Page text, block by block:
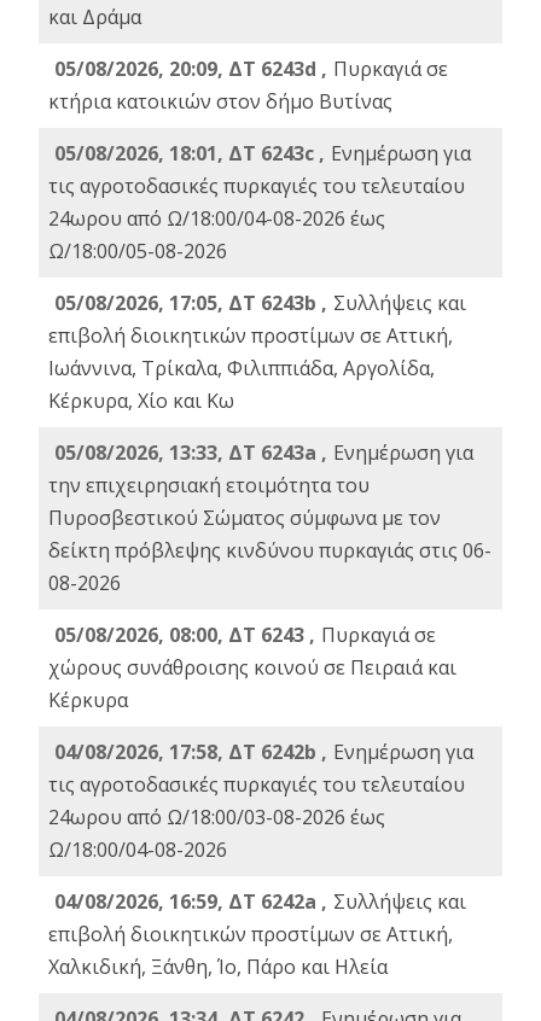
και Δράμα
05/08/2026, 20:09, ΔΤ 6243d , Πυρκαγιά σε
κτήρια κατοικιών στον δήμο Βυτίνας
05/08/2026, 18:01, ΔΤ 6243c , Ενημέρωση για
τις αγροτοδασικές πυρκαγιές του τελευταίου
24ωρου από Ω/18:00/04-08-2026 έως
Ω/18:00/05-08-2026
05/08/2026, 17:05, ΔΤ 6243b , Συλλήψεις και
επιβολή διοικητικών προστίμων σε Αττική,
Ιωάννινα, Τρίκαλα, Φιλιππιάδα, Αργολίδα,
Κέρκυρα, Χίο και Κω
05/08/2026, 13:33, ΔΤ 6243a , Ενημέρωση για
την επιχειρησιακή ετοιμότητα του
Πυροσβεστικού Σώματος σύμφωνα με τον
δείκτη πρόβλεψης κινδύνου πυρκαγιάς στις 06-
08-2026
05/08/2026, 08:00, ΔΤ 6243 , Πυρκαγιά σε
χώρους συνάθροισης κοινού σε Πειραιά και
Κέρκυρα
04/08/2026, 17:58, ΔΤ 6242b , Ενημέρωση για
τις αγροτοδασικές πυρκαγιές του τελευταίου
24ωρου από Ω/18:00/03-08-2026 έως
Ω/18:00/04-08-2026
04/08/2026, 16:59, ΔΤ 6242a , Συλλήψεις και
επιβολή διοικητικών προστίμων σε Αττική,
Χαλκιδική, Ξάνθη, Ίο, Πάρο και Ηλεία